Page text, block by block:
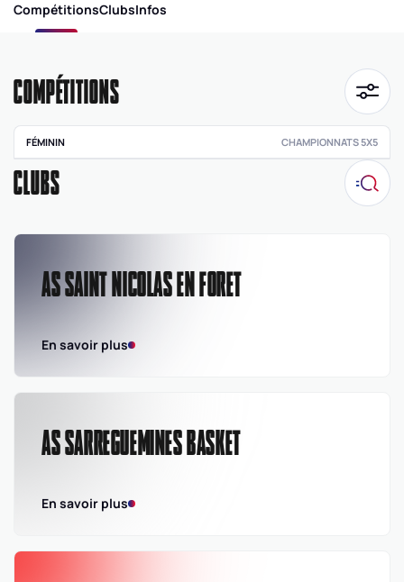
CompétitionsClubsInfos
COMPÉTITIONS
FÉMININ CHAMPIONNATS 5X5
Inter-
CLUBS
AS SAINT NICOLAS EN FORET
En savoir plus
AS SARREGUEMINES BASKET
En savoir plus